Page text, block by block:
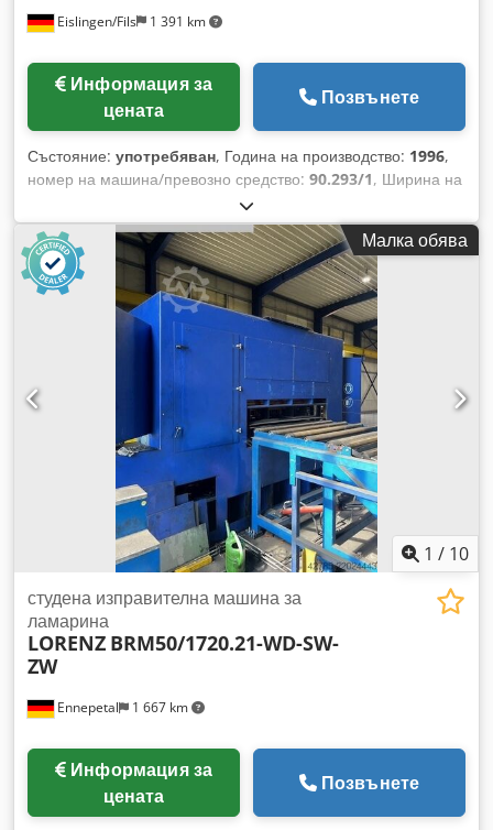
Eislingen/Fils 1 391 km
Информация за
цената
Позвънете
Състояние: употребяван, Година на производство: 1996,
номер на машина/превозно средство: 90.293/1, Ширина на
материала: 75 мм Обща необходима мощност: 1,5 kW
Необходима площ (приблизително): 1,90 x 1,15 x 1,25 м
Dodpfxjcxxpnj Aipeck
Малка обява
1 / 10
Ennepetal 1 667 km
студена изправителна машина за
ламарина
LORENZ BRM50/1720.21-WD-SW-
ZW
Информация за
цената
Позвънете